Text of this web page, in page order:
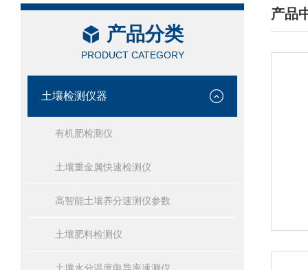
产品分类
PRODUCT CATEGORY
土壤检测仪器
有机肥检测仪
土壤重金属快速检测仪
高智能土壤养分速测仪参数
土壤肥料检测仪
产品
/